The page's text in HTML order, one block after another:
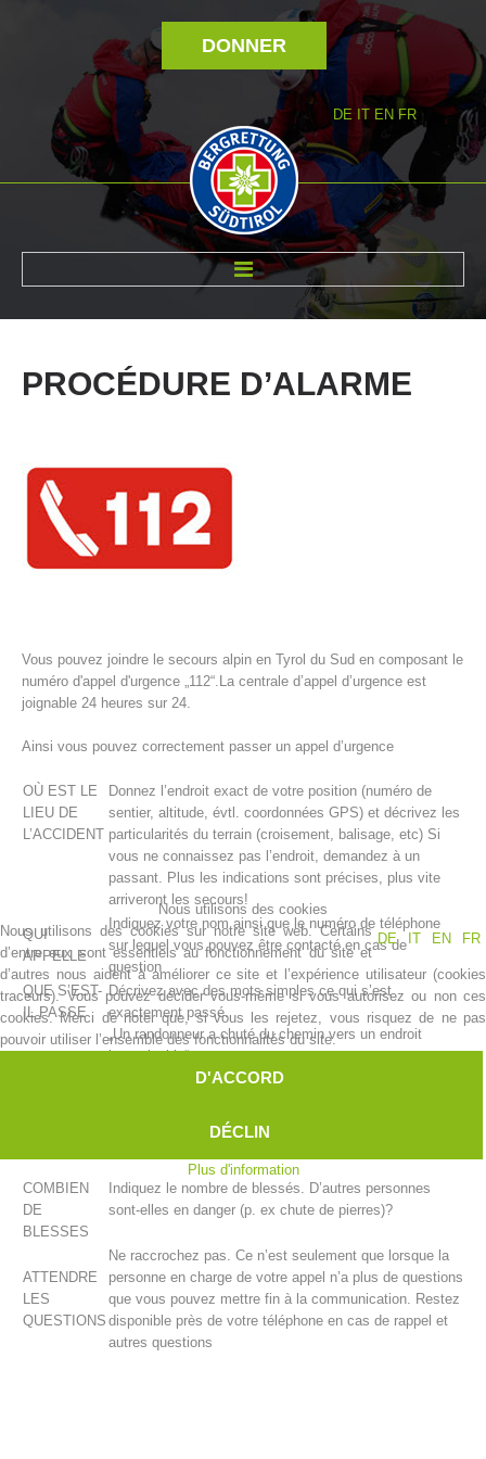
DONNER
DE IT EN FR
Histoire de l'association
Centres de secours
PROCÉDURE D’ALARME
Vous pouvez joindre le secours alpin en Tyrol du Sud en composant le
numéro d'appel d'urgence „112“.La centrale d’appel d’urgence est
joignable 24 heures sur 24.
Ainsi vous pouvez correctement passer un appel d’urgence
OÙ EST LE
LIEU DE
L’ACCIDENT
Donnez l’endroit exact de votre position (numéro de
sentier, altitude, évtl. coordonnées GPS) et décrivez les
particularités du terrain (croisement, balisage, etc) Si
vous ne connaissez pas l’endroit, demandez à un
passant. Plus les indications sont précises, plus vite
arriveront les secours!
QUI
APPELLE
Indiquez votre nom ainsi que le numéro de téléphone
sur lequel vous pouvez être contacté en cas de
question
QUE S’EST-
IL PASSE
Décrivez avec des mots simples ce qui s’est
exactement passé.
„Un randonneur a chuté du chemin vers un endroit
impraticable“...
„Des appels au secours proviennent d’une paroi
„Un randonneur à des douleurs aigües dans la poitrine“...
COMBIEN
DE
BLESSES
Indiquez le nombre de blessés. D’autres personnes
sont-elles en danger (p. ex chute de pierres)?
ATTENDRE
LES
QUESTIONS
Ne raccrochez pas. Ce n’est seulement que lorsque la
personne en charge de votre appel n’a plus de questions
que vous pouvez mettre fin à la communication. Restez
disponible près de votre téléphone en cas de rappel et
autres questions
Nous utilisons des cookies
DE
IT EN FR
Nous utilisons des cookies sur notre site web. Certains
d’entre eux sont essentiels au fonctionnement du site et
d’autres nous aident à améliorer ce site et l’expérience utilisateur (cookies
traceurs). Vous pouvez décider vous-même si vous autorisez ou non ces
cookies. Merci de noter que, si vous les rejetez, vous risquez de ne pas
pouvoir utiliser l’ensemble des fonctionnalités du site.
D'ACCORD
DÉCLIN
Plus d'information